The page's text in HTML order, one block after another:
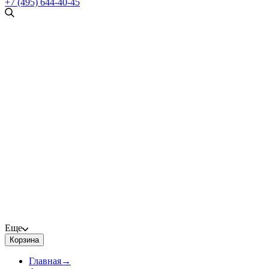
+7 (495) 644-40-45
Еще
Корзина
Главная→